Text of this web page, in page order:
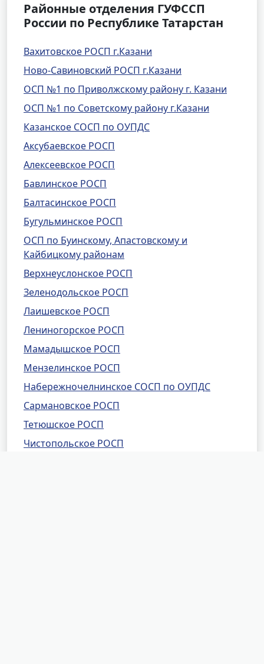
Районные отделения ГУФССП
России по Республике Татарстан
Вахитовское РОСП г.Казани
Ново-Савиновский РОСП г.Казани
ОСП №1 по Приволжскому району г. Казани
ОСП №1 по Советскому району г.Казани
Казанское СОСП по ОУПДС
Аксубаевское РОСП
Алексеевское РОСП
Бавлинское РОСП
Балтасинское РОСП
Бугульминское РОСП
ОСП по Буинскому, Апастовскому и
Кайбицкому районам
Верхнеуслонское РОСП
Зеленодольское РОСП
Лаишевское РОСП
Лениногорское РОСП
Мамадышское РОСП
Мензелинское РОСП
Набережночелнинское СОСП по ОУПДС
Сармановское РОСП
Тетюшское РОСП
Чистопольское РОСП